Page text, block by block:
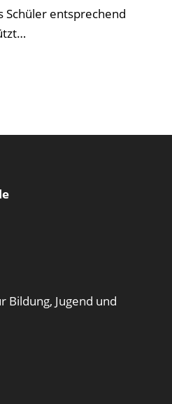
Schüler entsprechend
Bildung, Jugend und